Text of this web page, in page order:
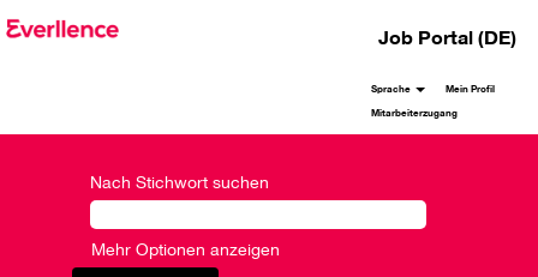
Job Portal (DE)
Sprache
Mein Profil
Mitarbeiterzugang
Nach Stichwort suchen
Mehr Optionen anzeigen